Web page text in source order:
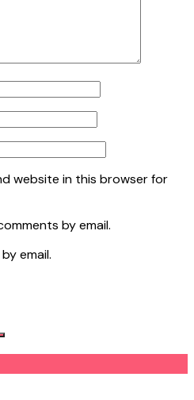
website in this browser for
by email.
email.